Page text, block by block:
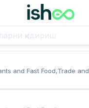
and Fast Food,Trade and